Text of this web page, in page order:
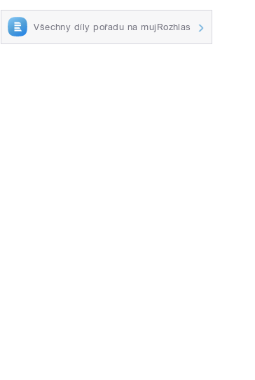
Všechny díly pořadu na mujRozhlas